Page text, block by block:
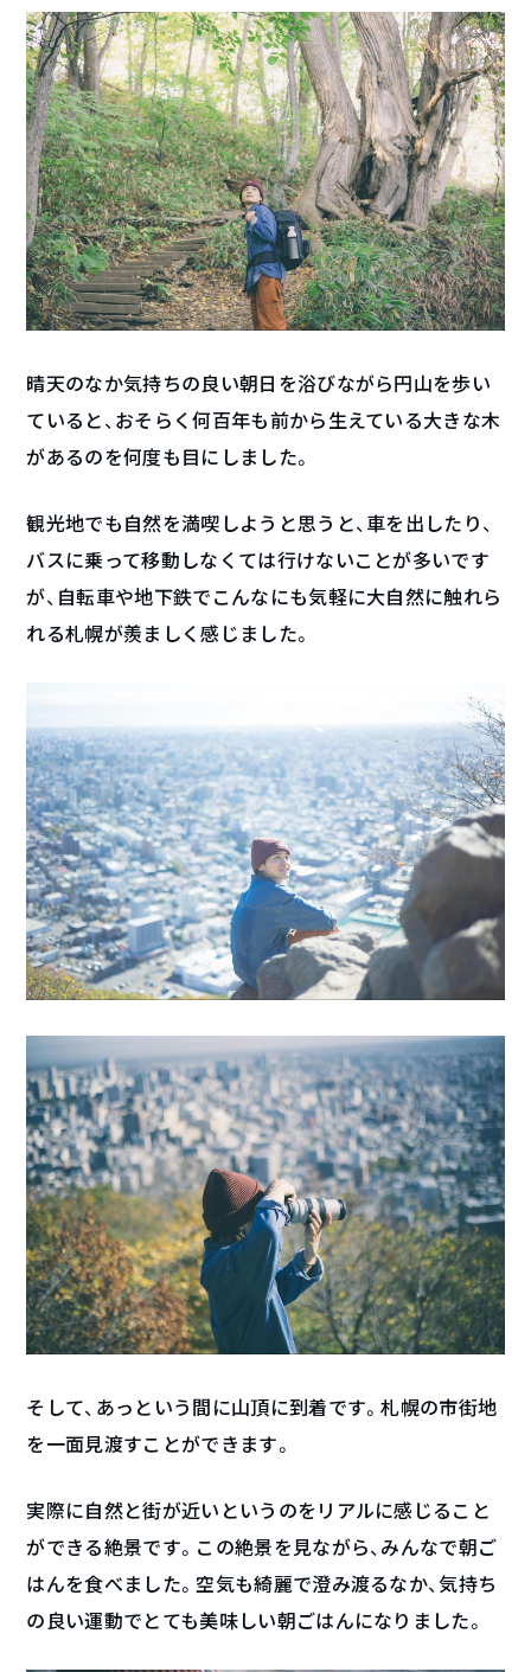
晴天のなか気持ちの良い朝日を浴びながら円山を歩い
ていると、おそらく何百年も前から生えている大きな木
があるのを何度も目にしました。
観光地でも自然を満喫しようと思うと、車を出したり、
バスに乗って移動しなくては行けないことが多いです
が、自転車や地下鉄でこんなにも気軽に大自然に触れら
れる札幌が羨ましく感じました。
そして、あっという間に山頂に到着です。札幌の市街地
を一面見渡すことができます。
実際に自然と街が近いというのをリアルに感じること
ができる絶景です。この絶景を見ながら、みんなで朝ご
はんを食べました。空気も綺麗で澄み渡るなか、気持ち
の良い運動でとても美味しい朝ごはんになりました。